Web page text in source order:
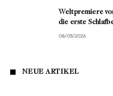
Weltpremiere
die erste
08/05/2026
NEUE ARTIKEL